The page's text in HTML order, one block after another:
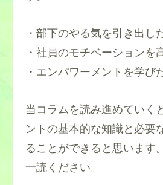
・部下のやる気を引き出し
・社員のモチベーションを
・エンパワーメントを学び
当コラムを読み進めていく
ントの基本的な知識と必要
ることができると思います
一読ください。